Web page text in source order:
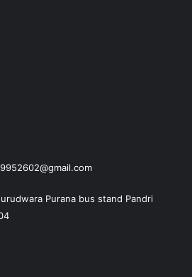
Purana bus stand Pandri